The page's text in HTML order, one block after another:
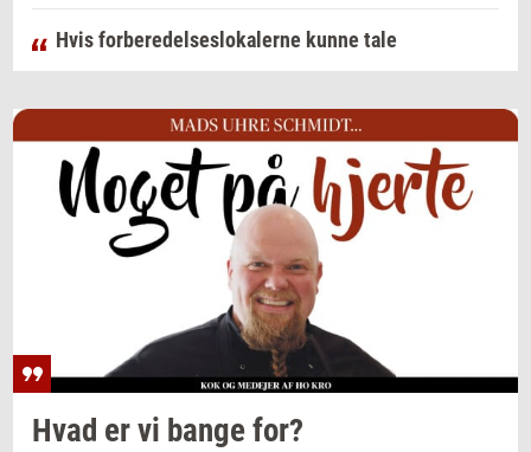
Hvis forberedelseslokalerne kunne tale
Hvad er vi bange for?